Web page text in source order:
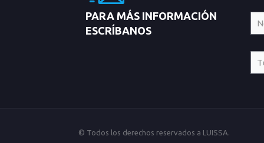
PARA MÁS INFORMACIÓN
ESCRÍBANOS
© Todos los derechos reservados a LUISSA.